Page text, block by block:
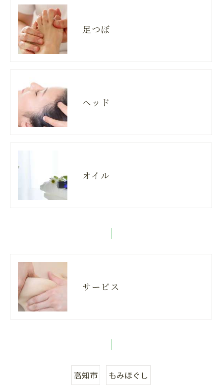
足つぼ
ヘッド
オイル
サービス
高知市 もみほぐし